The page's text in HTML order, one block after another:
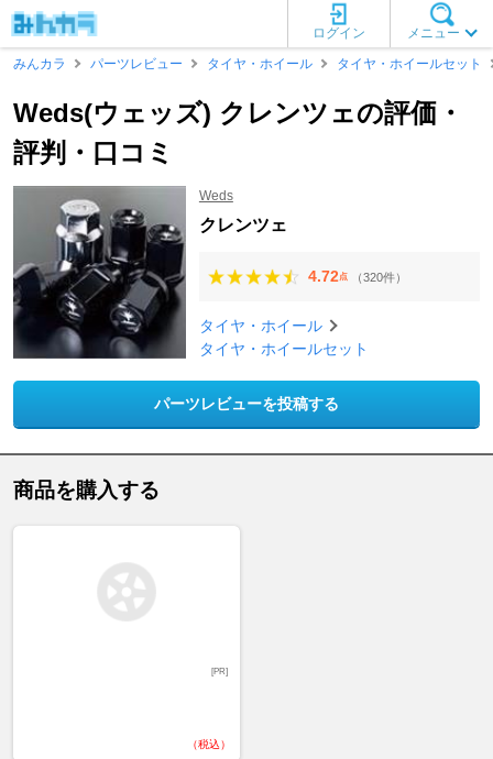
メニュー
ログイン
みんカラ
パーツレビュー タイヤ・ホイール タイヤ・ホイールセット
Weds(ウェッズ) クレンツェの評価・
評判・口コミ
Weds
クレンツェ
4.72点 （320件）
タイヤ・ホイール
タイヤ・ホイールセット
パーツレビューを投稿する
商品を購入する
[PR]
（税込）